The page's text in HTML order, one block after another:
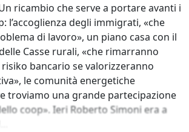
ricambio che serve a portare avanti i
l’accoglienza degli immigrati, «che
di lavoro», un piano casa con il
Casse rurali, «che rimarranno
bancario se valorizzeranno
le comunità energetiche
troviamo una grande partecipazione
coop». Ieri Roberto Simoni era a